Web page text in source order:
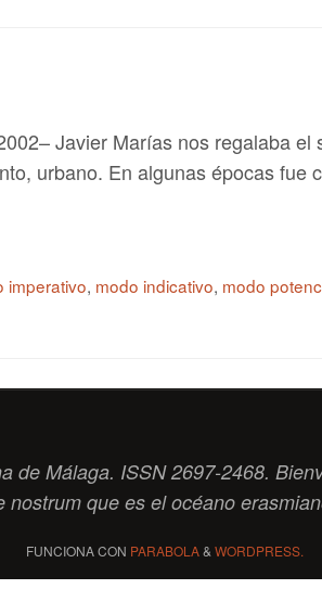
Javier Marías nos regalaba
urbano. En algunas épocas
imperativo, modo indicativo, modo
Málaga. ISSN 2697-2468.
nostrum que es el océano
FUNCIONA CON PARABOLA& WORDPRESS.